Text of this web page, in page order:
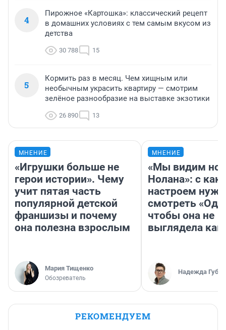
4
Пирожное «Картошка»: классический рецепт
в домашних условиях с тем самым вкусом из
детства
30 788 15
5
Кормить раз в месяц. Чем хищным или
необычным украсить квартиру — смотрим
зелёное разнообразие на выставке экзотики
26 890 13
МНЕНИЕ
«Игрушки больше не
герои истории». Чему
учит пятая часть
популярной детской
франшизы и почему
она полезна взрослым
Мария Тищенко
Обозреватель
МНЕНИЕ
«Мы видим
Нолана»: с
настроем
смотреть
чтобы она не
выглядела как
Надежда
РЕКОМЕНДУЕМ